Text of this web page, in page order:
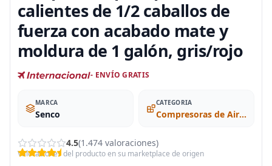
calientes de 1/2 caballos de
fuerza con acabado mate y
moldura de 1 galón, gris/rojo
- ENVÍO GRATIS
MARCA
Senco
CATEGORIA
Compresoras de Aire Portátiles
4.5(1.474 valoraciones)
Valoraciones del producto en su marketplace de origen